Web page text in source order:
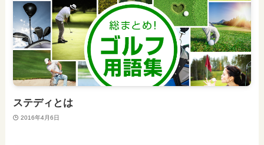
ステディとは
2016年4月6日